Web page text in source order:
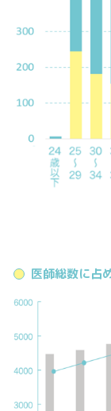
医師総数に占